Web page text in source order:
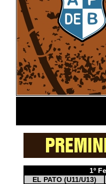
1º
EL PATO (U11/U13)